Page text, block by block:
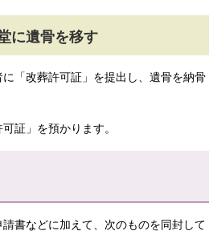
に遺骨を移す
「改葬許可証」を提出し、遺骨を納骨
証」を預かります。
書などに加えて、次のものを同封して